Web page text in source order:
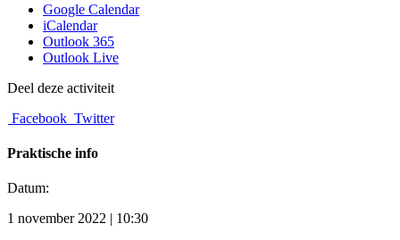
Google Calendar
iCalendar
Outlook 365
Outlook Live
Deel deze activiteit
Facebook Twitter
Praktische info
Datum:
1 november 2022 | 10:30